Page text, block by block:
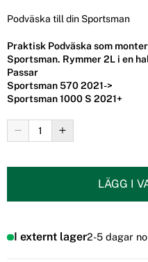
Podväska till din Sportsman
Praktisk Podväska som
Sportsman. Rymmer 2L i en
Passar
Sportsman 570 2021->
Sportsman 1000 S 2021+
LÄGG I
I externt lager2-5 dagar